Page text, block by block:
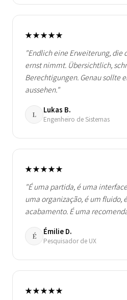
★★★★★
"Endlich eine Erweiterung, die
ernst nimmt. Übersichtlich,
Berechtigungen. Genau sollte
aussehen."
L Lukas B.
Engenheiro de Sistemas
★★★★★
"É uma partida, é uma
uma organização, é um fluido,
acabamento. É uma
É Émilie D.
Pesquisador de UX
★★★★★